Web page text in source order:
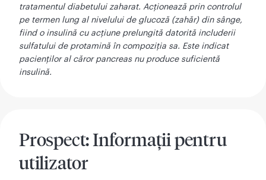
tratamentul diabetului zaharat. Acționează prin controlul
pe termen lung al nivelului de glucoză (zahăr) din sânge,
fiind o insulină cu acțiune prelungită datorită includerii
sulfatului de protamină în compoziția sa. Este indicat
pacienților al căror pancreas nu produce suficientă
insulină.
Prospect: Informaţii pentru
utilizator